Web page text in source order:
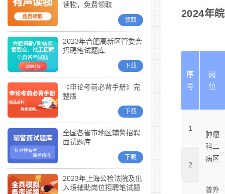
读物，免费领取
领取
2023年合肥高新区管委会
招聘笔试题库
下载
《申论考前必背手册》完
整版
下载
全国各省市地区辅警招聘
面试题库
下载
2023年上海公检法院及出
入境辅助岗位招聘笔试题
2024年
序
号
岗
位
1
肿瘤
科二
病区
2
普外